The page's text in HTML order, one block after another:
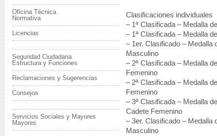
Clasificaciones individuales
– 1ª Clasificada – Medalla
– 1ª Clasificada – Medalla
– 1er. Clasificado – Medalla
Masculino
– 2ª Clasificada – Medalla
Femenino
– 2ª Clasificada – Medalla
Femenino
– 3ª Clasificada – Medalla
Cadete Femenino
– 3er. Clasificado – Medalla
Masculino
Oficina Técnica
Normativa
Licencias
Seguridad Ciudadana
Estructura y Funciones
Reclamaciones y Sugerencias
Consejos
Servicios Sociales y Mayores
Mayores